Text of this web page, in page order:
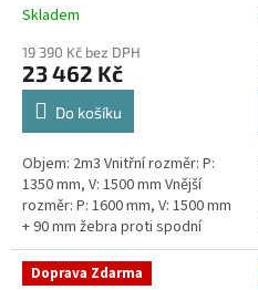
Skladem
19 390 Kč bez DPH
23 462 Kč
Do košíku
Objem: 2m3 Vnitřní rozměr: P:
1350 mm, V: 1500 mm Vnější
rozměr: P: 1600 mm, V: 1500 mm
+ 90 mm žebra proti spodní
vodě + komínek Kvalitní nádrž na
pitnou vodu do míst vysokou...
Doprava Zdarma